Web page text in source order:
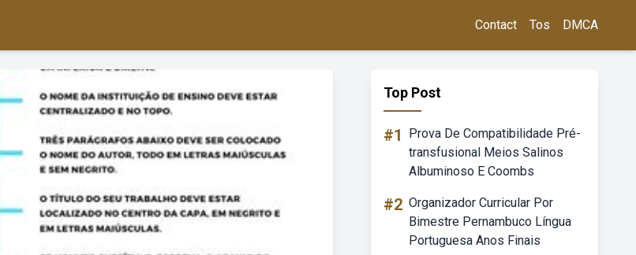
Contact Tos DMCA
Top Post
#1
Prova De Compatibilidade Pré-
transfusional Meios Salinos
Albuminoso E Coombs
#2 Organizador Curricular Por
Bimestre Pernambuco Língua
Portuguesa Anos Finais